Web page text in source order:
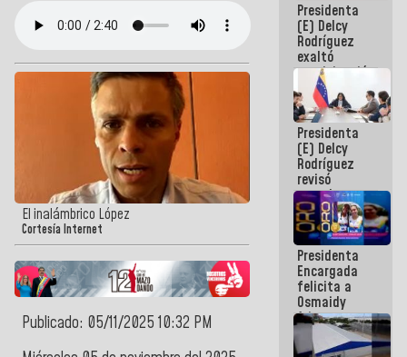
El inalámbrico López
Cortesía Internet
Publicado: 05/11/2025 10:32 PM
Presidenta
(E) Delcy
Rodríguez
exaltó
participación
de
Venezuela
en Juegos
Centroamericanos
y del Caribe
2026
Presidenta
(E) Delcy
Rodríguez
revisó
agenda
económica y
ejecución de
fondos de
emergencia
post-sismos
Presidenta
Encargada
felicita a
Osmaidy
Arias y
Giraly
Marcano por